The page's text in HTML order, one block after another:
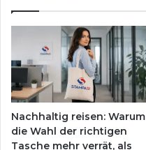
Nachhaltig reisen: Warum
die Wahl der richtigen
Tasche mehr verrät, als